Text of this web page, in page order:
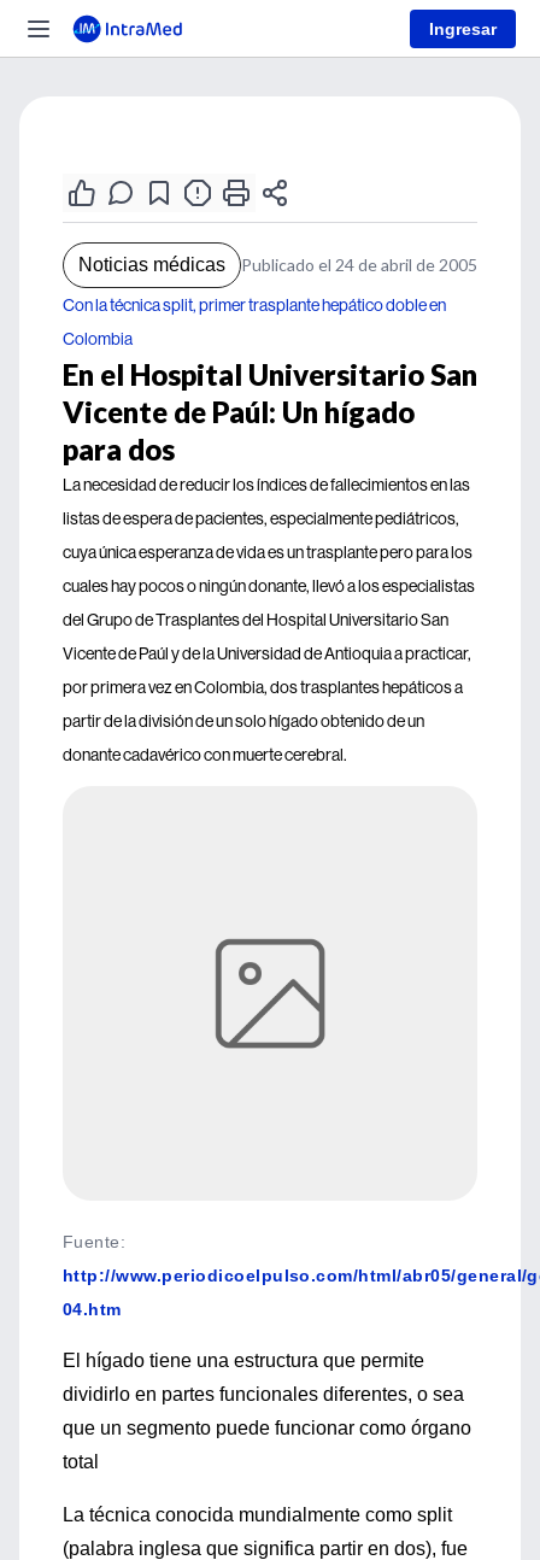
Ingresar
Noticias médicas Publicado el 24 de abril de 2005
Con la técnica split, primer trasplante hepático doble en
Colombia
En el Hospital Universitario San
Vicente de Paúl: Un hígado
para dos
La necesidad de reducir los índices de fallecimientos en las
listas de espera de pacientes, especialmente pediátricos,
cuya única esperanza de vida es un trasplante pero para los
cuales hay pocos o ningún donante, llevó a los especialistas
del Grupo de Trasplantes del Hospital Universitario San
Vicente de Paúl y de la Universidad de Antioquia a practicar,
por primera vez en Colombia, dos trasplantes hepáticos a
partir de la división de un solo hígado obtenido de un
donante cadavérico con muerte cerebral.
Fuente:
http://www.periodicoelpulso.com/html/abr05/general/
04.htm
El hígado tiene una estructura que permite
dividirlo en partes funcionales diferentes, o sea
que un segmento puede funcionar como órgano
total
La técnica conocida mundialmente como split
(palabra inglesa que significa partir en dos), fue